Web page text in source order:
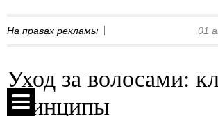
На правах рекламы 01
Уход за волосами:
принципы